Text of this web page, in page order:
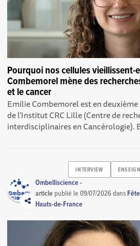
Pourquoi nos cellules vieillissent-
Combemorel mène des
et le cancer
Emilie Combemorel est en deuxième
de l’Institut CRC Lille (Centre de
interdisciplinaires en Cancérologie).
INTERVIEW
Ombelliscience -
article publié le09/07/2026dans
Hauts-de-France